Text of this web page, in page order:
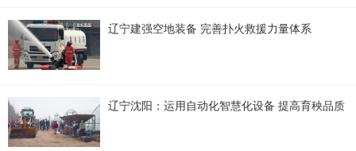
辽宁建强空地装备 完善扑火救援力量体系
辽宁沈阳：运用自动化智慧化设备 提高育秧品质